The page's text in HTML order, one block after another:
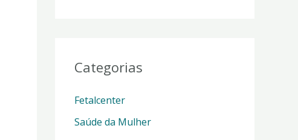
Categorias
Fetalcenter
Saúde da Mulher